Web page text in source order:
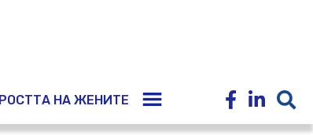
НА ЖЕНИТЕ